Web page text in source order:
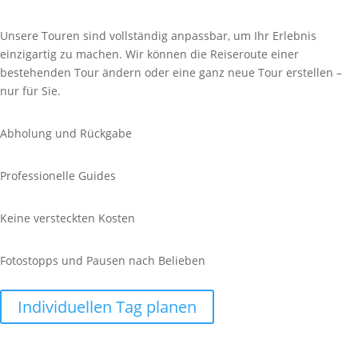
Unsere Touren sind vollständig anpassbar, um Ihr Erlebnis
einzigartig zu machen. Wir können die Reiseroute einer
bestehenden Tour ändern oder eine ganz neue Tour erstellen –
nur für Sie.
Abholung und Rückgabe
Professionelle Guides
Keine versteckten Kosten
Fotostopps und Pausen nach Belieben
Individuellen Tag planen